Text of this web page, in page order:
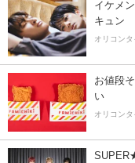
イケメ
キュン
オリコン
お値段
い
オリコン